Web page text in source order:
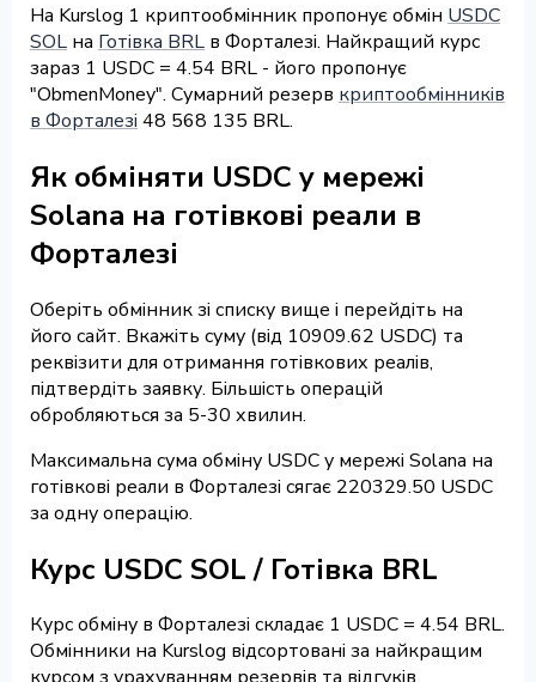
На Kurslog 1 криптообмінник пропонує обмін USDC
SOL на Готівка BRL в Форталезі. Найкращий курс
зараз 1 USDC = 4.54 BRL - його пропонує
"ObmenMoney". Сумарний резерв криптообмінників
в Форталезі 48 568 135 BRL.
Як обміняти USDC у мережі
Solana на готівкові реали в
Форталезі
Оберіть обмінник зі списку вище і перейдіть на
його сайт. Вкажіть суму (від 10909.62 USDC) та
реквізити для отримання готівкових реалів,
підтвердіть заявку. Більшість операцій
обробляються за 5-30 хвилин.
Максимальна сума обміну USDC у мережі Solana на
готівкові реали в Форталезі сягає 220329.50 USDC
за одну операцію.
Курс USDC SOL / Готівка BRL
Курс обміну в Форталезі складає 1 USDC = 4.54 BRL.
Обмінники на Kurslog відсортовані за найкращим